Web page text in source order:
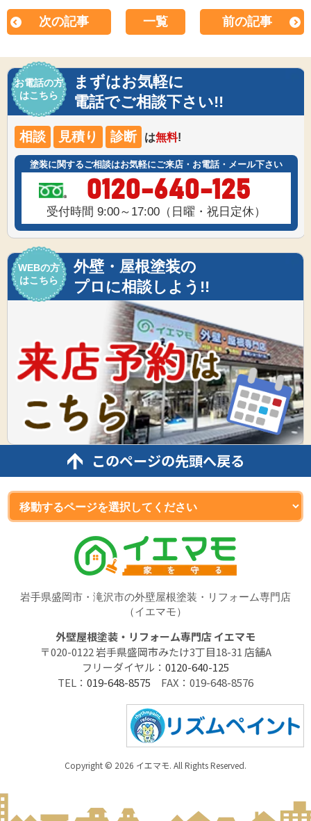
次の記事 一覧 前の記事
お電話の方
はこちら
まずはお気軽に
電話でご相談下さい!!
相談 見積り 診断 は無料!
塗装に関するご相談はお気軽にご来店・お電話・メール下さい
0120-640-125
受付時間 9:00～17:00（日曜・祝日定休）
WEBの方
はこちら
外壁・屋根塗装の
プロに相談しよう!!
このページの先頭へ戻る
岩手県盛岡市・滝沢市の外壁屋根塗装・リフォーム専門店
（イエマモ）
外壁屋根塗装・リフォーム専門店 イエマモ
〒020-0122 岩手県盛岡市みたけ3丁目18-31 店舗A
フリーダイヤル： 0120-640-125
TEL： 019-648-8575 FAX：019-648-8576
Copyright © 2026 イエマモ. All Rights Reserved.